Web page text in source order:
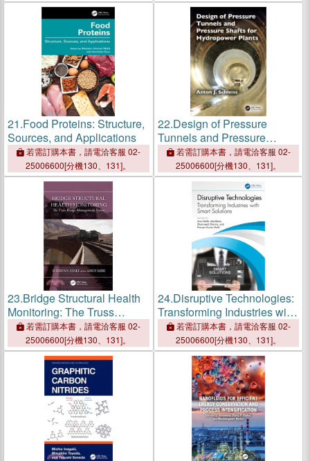
21.Food Proteins: Structure,
Sources, and Applications
若需訂購本書，請電洽客服 02-
25006600[分機130、131]。
22.Design of Pressure
Tunnels and Pressure
Shafts for Hydropower
Plants
若需訂購本書，請電洽客服 02-
25006600[分機130、131]。
23.Bridge Structural Health
Monitoring: The Truss
Bridge Management System
若需訂購本書，請電洽客服 02-
25006600[分機130、131]。
24.Disruptive Technologies:
Transforming Industries with
Smart Solutions
若需訂購本書，請電洽客服 02-
25006600[分機130、131]。